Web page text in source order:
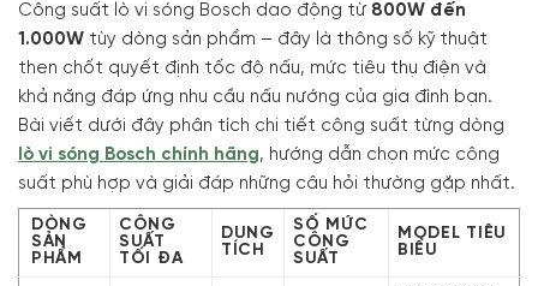
Công suất lò vi sóng Bosch dao động từ 800W đến
1.000W tùy dòng sản phẩm – đây là thông số kỹ thuật
then chốt quyết định tốc độ nấu, mức tiêu thụ điện và
khả năng đáp ứng nhu cầu nấu nướng của gia đình bạn.
Bài viết dưới đây phân tích chi tiết công suất từng dòng
lò vi sóng Bosch chính hãng, hướng dẫn chọn mức công
suất phù hợp và giải đáp những câu hỏi thường gặp nhất.
DÒNG
SẢN
PHẨM
CÔNG
SUẤT
TỐI ĐA
DUNG
TÍCH
SỐ MỨC
CÔNG
SUẤT
MODEL TIÊU
BIỂU